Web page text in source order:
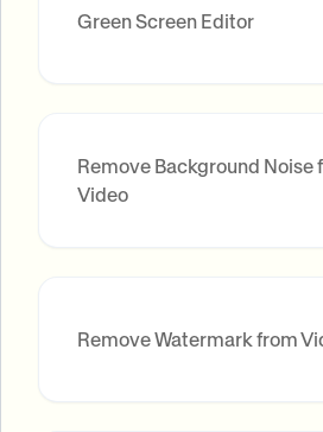
Green Screen Editor
Remove Background Noise
Video
Remove Watermark from